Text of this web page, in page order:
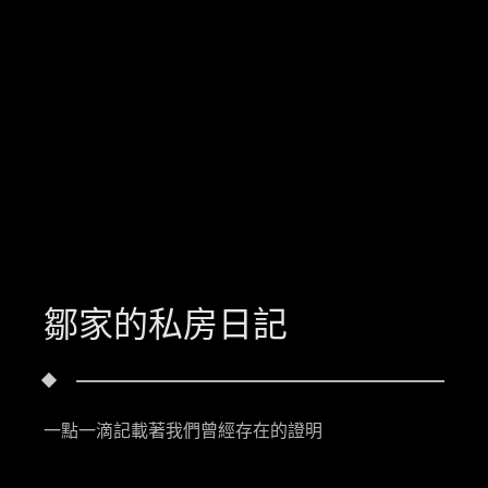
鄒家的私房日記
一點一滴記載著我們曾經存在的證明